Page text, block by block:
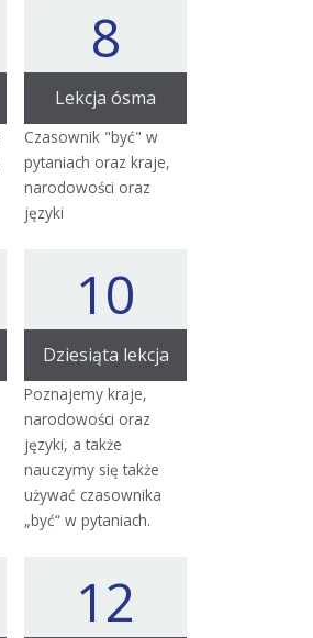
8
Lekcja ósma
Czasownik "być" w
pytaniach oraz kraje,
narodowości oraz
języki
10
Dziesiąta lekcja
Poznajemy kraje,
narodowości oraz
języki, a także
nauczymy się także
używać czasownika
„być“ w pytaniach.
12